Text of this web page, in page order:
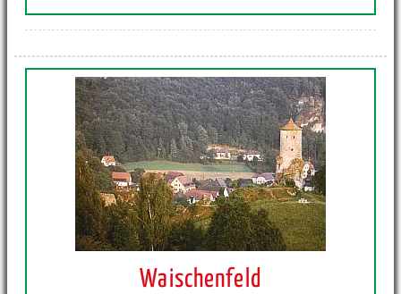
Waischenfeld